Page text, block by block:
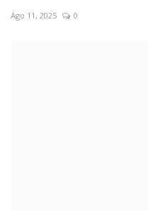
Ago 11, 2025 0